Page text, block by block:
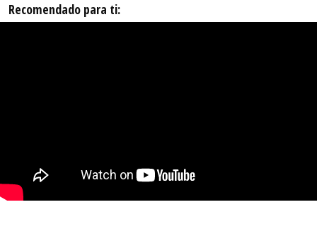
Recomendado para ti: